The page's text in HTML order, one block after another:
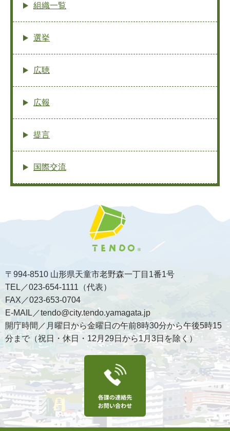
組織一覧
選挙
広聴
広報
提言
国際交流
〒994-8510 山形県天童市老野森一丁目1番1号
TEL／023-654-1111（代表）
FAX／023-653-0704
E-MAIL／tendo@city.tendo.yamagata.jp
開庁時間／月曜日から金曜日の午前8時30分から午後5時15
分まで（祝日・休日・12月29日から1月3日を除く）